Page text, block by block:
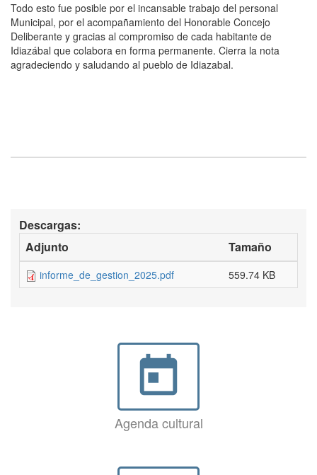
Todo esto fue posible por el incansable trabajo del personal
Municipal, por el acompañamiento del Honorable Concejo
Deliberante y gracias al compromiso de cada habitante de
Idiazábal que colabora en forma permanente. Cierra la nota
agradeciendo y saludando al pueblo de Idiazabal.
Descargas:
Adjunto
Tamaño
informe_de_gestion_2025.pdf 559.74 KB
today
Agenda cultural